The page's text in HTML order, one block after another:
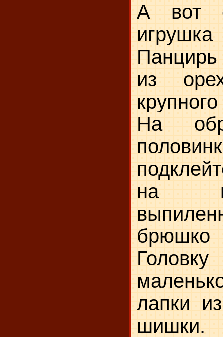
А вот
Панцирь
из
На
на
лапки
шишки.